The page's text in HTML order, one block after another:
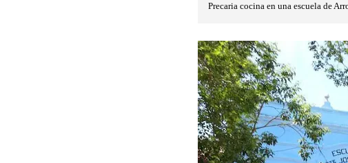
Precaria cocina en una escuela de